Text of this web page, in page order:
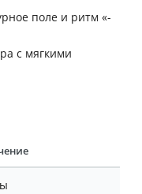
поле и ритм «-
с мягкими